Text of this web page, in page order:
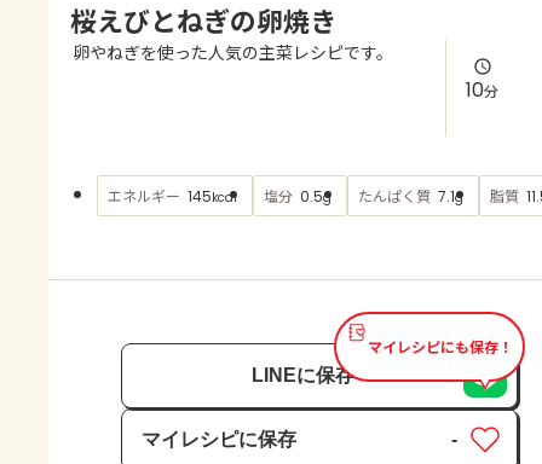
よくあるお問い合わせ
AJINOMOTO PARK とは
桜えびとねぎの卵焼き
卵やねぎを使った人気の主菜レシピです。
10分
エネルギー 145kcal 塩分 0.5g たんぱく質 7.1g 脂質
マイレシピにも保存！
LINEに保存
マイレシピに保存
-